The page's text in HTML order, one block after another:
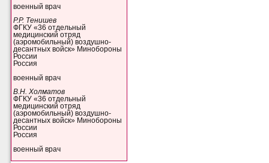
военный врач
Р.Р. Тенишев
ФГКУ «36 отдельный
медицинский отряд
(аэромобильный) воздушно-
десантных войск» Минобороны
России
Россия
военный врач
В.Н. Холматов
ФГКУ «36 отдельный
медицинский отряд
(аэромобильный) воздушно-
десантных войск» Минобороны
России
Россия
военный врач